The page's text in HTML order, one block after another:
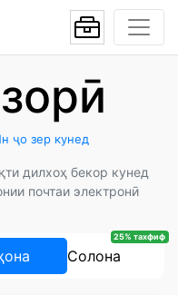
ҷо зер кунед
дилхоҳ бекор кунед
почтаи электронӣ
Солона
25% тахфиф